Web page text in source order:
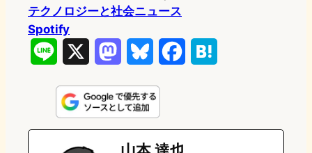
テクノロジーと社会ニュース
Spotify
n
e
s
t
u
e
e
e